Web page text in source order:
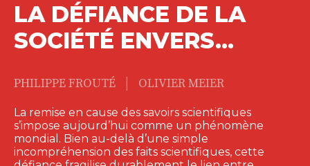
LA DÉFIANCE DE LA
SOCIÉTÉ ENVERS…
PHILIPPE FROUTÉ OLIVIER MEIER
La remise en cause des savoirs scientifiques
s’impose aujourd’hui comme un phénomène
mondial. Bien au-delà d’une simple
incompréhension des faits scientifiques, cette